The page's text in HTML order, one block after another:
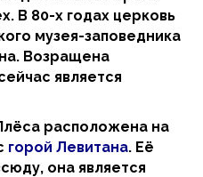
В 80-х годах церковь
музея-заповедника
Возращена
является
расположена на
горой Левитана. Её
она является